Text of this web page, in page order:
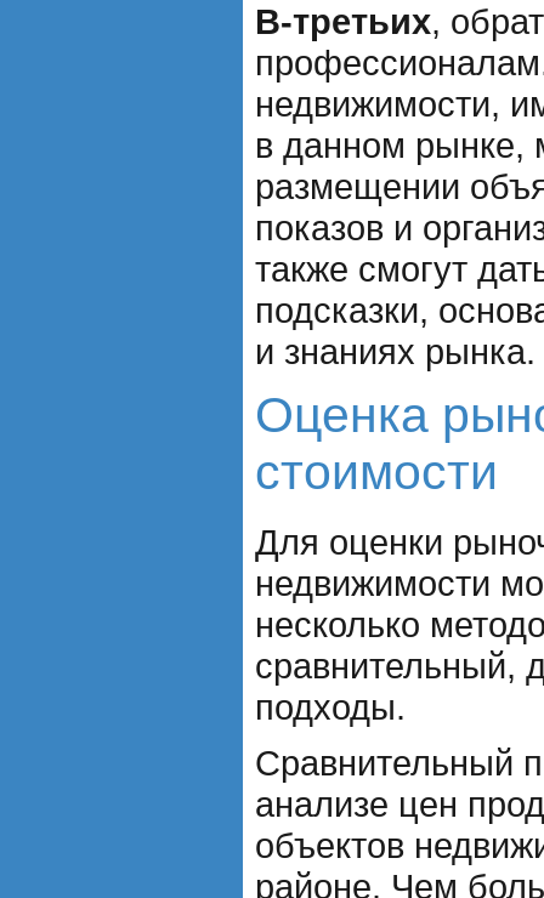
В-третьих,
недвижимости,
в данном рынке,
размещении
показов и
также смогут
подсказки,
и знаниях рынка.
Оценка
стоимости
Для оценки
недвижимости
несколько
сравнительный,
подходы.
Сравнительный
анализе цен
объектов
районе. Чем